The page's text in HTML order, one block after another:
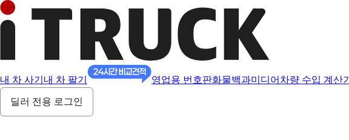
내 차 사기 내 차 팔기 영업용 번호판화물백과미디어 차량 수입 계산기
딜러 전용 로그인